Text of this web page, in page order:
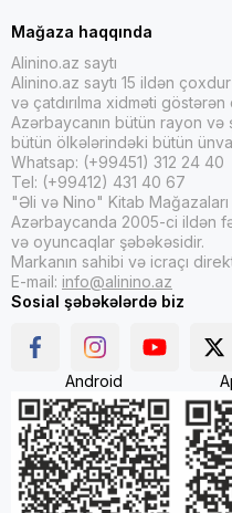
Mağaza haqqında
Alinino.az saytı
Alinino.az saytı 15 ildən
və çatdırılma xidməti göstərən
Azərbaycanın bütün rayon və
bütün ölkələrindəki bütün
Whatsap: (+99451) 312 24 40
Tel: (+99412) 431 40 67
"Əli və Nino" Kitab
Azərbaycanda 2005-ci ildən
və oyuncaqlar şəbəkəsidir.
Markanın sahibi və icraçı
E-mail: info@alinino.az
Sosial şəbəkələrdə biz
Android